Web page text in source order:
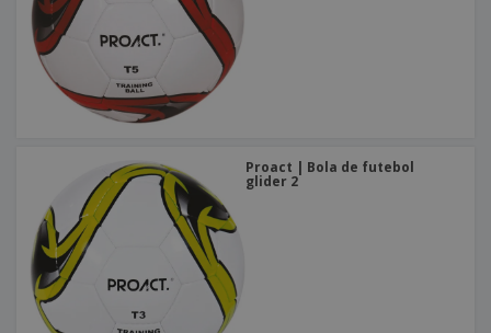
Proact | Bola de futebol
glider 2